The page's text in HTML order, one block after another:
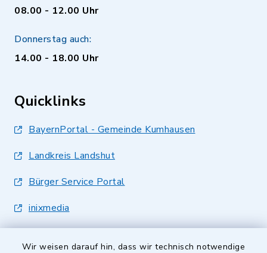
Wir weisen darauf hin, dass wir technisch notwendige
08.00 - 12.00 Uhr
Donnerstag auch:
14.00 - 18.00 Uhr
Quicklinks
BayernPortal - Gemeinde Kumhausen
Landkreis Landshut
Bürger Service Portal
inixmedia